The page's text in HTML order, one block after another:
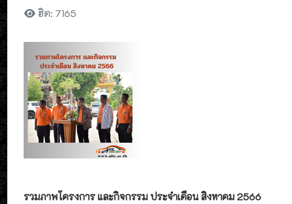
ฮิต: 7165
รวมภาพโครงการ และกิจกรรม ประจำเดือน สิงหาคม 2566